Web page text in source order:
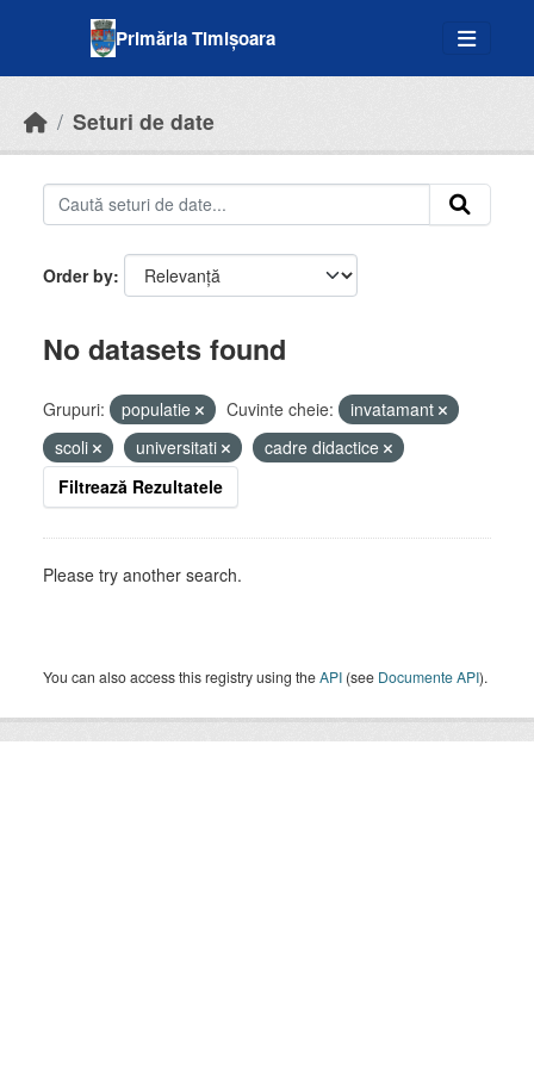
Primăria Timișoara
Seturi de date
Order by
No datasets found
Grupuri: populatie Cuvinte cheie:
invatamant
scoli
universitati
cadre didactice
Filtrează Rezultatele
Please try another search.
You can also access this registry using theAPI (see Documente API).